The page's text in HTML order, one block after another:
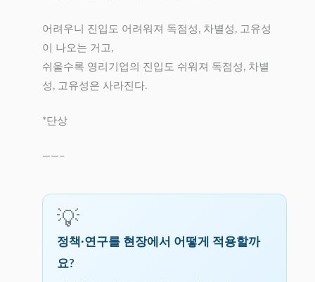
어려우니 진입도 어려워져 독점성, 차별성, 고유성
이 나오는 거고,
쉬울수록 영리기업의 진입도 쉬워져 독점성, 차별
성, 고유성은 사라진다.
*단상
——–
💡
정책·연구를 현장에서 어떻게 적용할까
요?